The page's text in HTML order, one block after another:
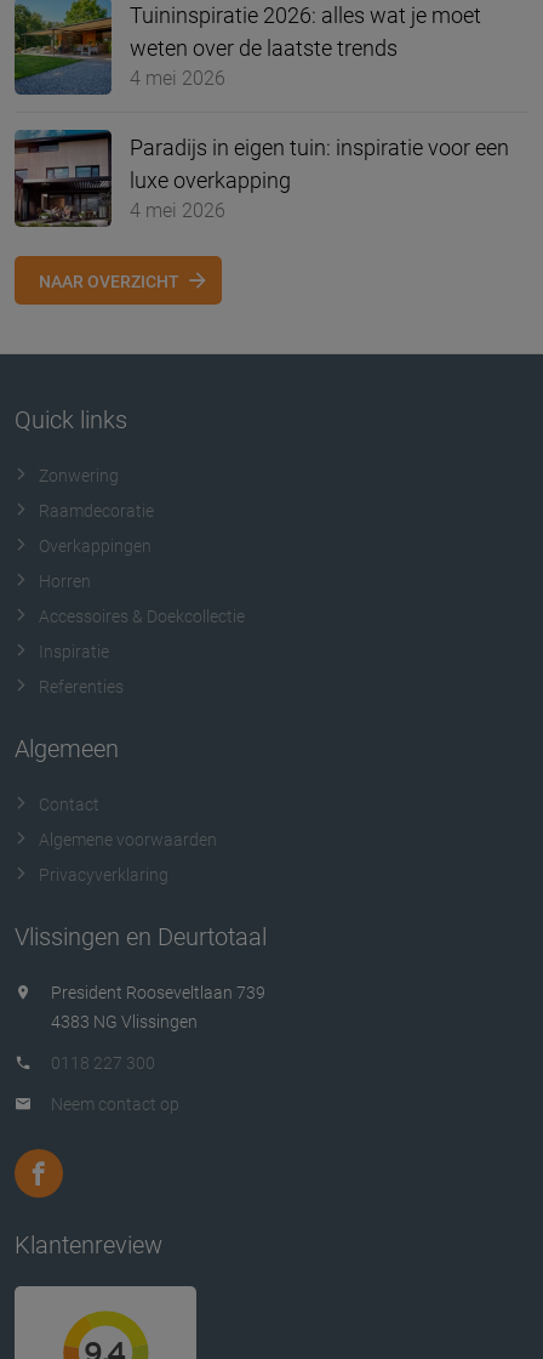
Tuininspiratie 2026: alles wat je moet
weten over de laatste trends
4 mei 2026
Paradijs in eigen tuin: inspiratie voor een
luxe overkapping
4 mei 2026
NAAR OVERZICHT
Quick links
Zonwering
Raamdecoratie
Overkappingen
Horren
Accessoires & Doekcollectie
Inspiratie
Referenties
Algemeen
Contact
Algemene voorwaarden
Privacyverklaring
Vlissingen en Deurtotaal
President Rooseveltlaan 739
4383 NG Vlissingen
0118 227 300
Neem contact op
Klantenreview